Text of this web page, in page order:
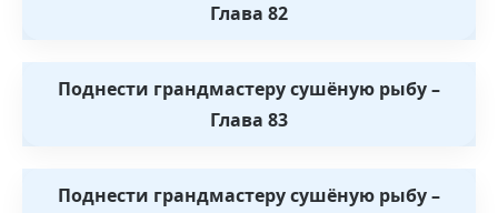
Глава 82
Поднести грандмастеру сушёную рыбу –
Глава 83
Поднести грандмастеру сушёную рыбу –